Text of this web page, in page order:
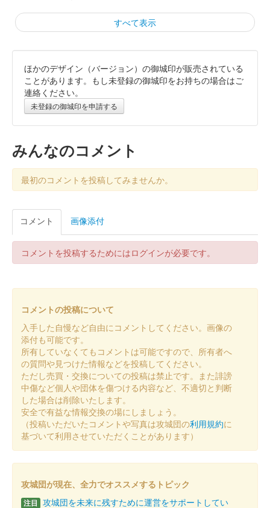
すべて表示
厩橋城 御城印 令和八年新春限定版
厩橋城（前橋城） 御城印 令和八年新春限定
赤亀版
厩橋城（前橋城） 御城印
北条高広版
前橋城 御城印
前橋城 御城印
前橋城 御城印 令和七年秋限定版
前橋城 御城印 復元図版
厩橋城（前橋城） 御城印 令和七年秋限定版
ほかのデザイン（バージョン）の御城印が販売されている
ことがあります。もし未登録の御城印をお持ちの場合はご
連絡ください。
未登録の御城印を申請する
みんなのコメント
最初のコメントを投稿してみませんか。
コメント 画像添付
コメントを投稿するためにはログインが必要です。
コメントの投稿について
入手した自慢など自由にコメントしてください。画像の
添付も可能です。
所有していなくてもコメントは可能ですので、所有者へ
の質問や見つけた情報などを投稿してください。
ただし売買・交換についての投稿は禁止です。また誹謗
中傷など個人や団体を傷つける内容など、不適切と判断
した場合は削除いたします。
安全で有益な情報交換の場にしましょう。
（投稿いただいたコメントや写真は攻城団の利用規約に
基づいて利用させていただくことがあります）
攻城団が現在、全力でオススメするトピック
注目 攻城団を未来に残すために運営をサポートしてい